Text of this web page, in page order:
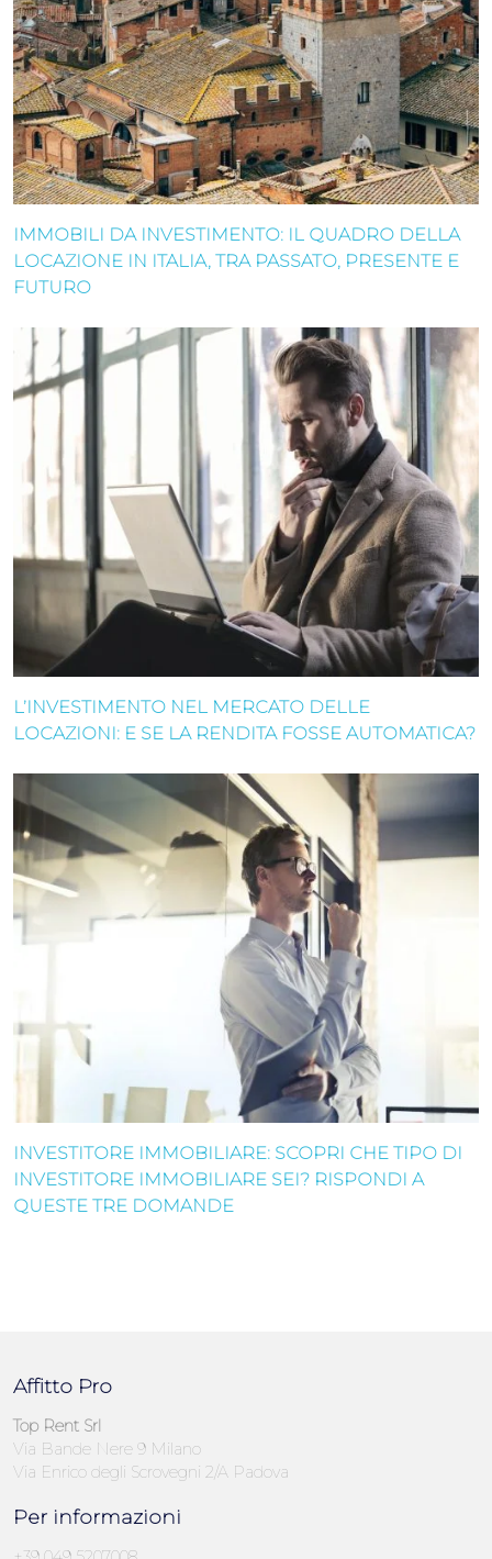
IMMOBILI DA INVESTIMENTO: IL QUADRO DELLA
LOCAZIONE IN ITALIA, TRA PASSATO, PRESENTE E
FUTURO
L’INVESTIMENTO NEL MERCATO DELLE
LOCAZIONI: E SE LA RENDITA FOSSE AUTOMATICA?
INVESTITORE IMMOBILIARE: SCOPRI CHE TIPO DI
INVESTITORE IMMOBILIARE SEI? RISPONDI A
QUESTE TRE DOMANDE
Affitto Pro
Top Rent Srl
Via Bande Nere 9 Milano
Via Enrico degli Scrovegni 2/A Padova
Per informazioni